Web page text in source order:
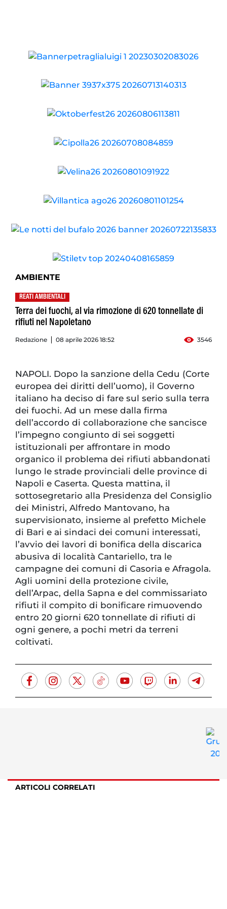
AMBIENTE
REATI AMBIENTALI
Terra dei fuochi, al via rimozione di 620 tonnellate di
rifiuti nel Napoletano
Redazione 08 aprile 2026 18:52 3546
NAPOLI. Dopo la sanzione della Cedu (Corte
europea dei diritti dell’uomo), il Governo
italiano ha deciso di fare sul serio sulla terra
dei fuochi. Ad un mese dalla firma
dell’accordo di collaborazione che sancisce
l’impegno congiunto di sei soggetti
istituzionali per affrontare in modo
organico il problema dei rifiuti abbandonati
lungo le strade provinciali delle province di
Napoli e Caserta. Questa mattina, il
sottosegretario alla Presidenza del Consiglio
dei Ministri, Alfredo Mantovano, ha
supervisionato, insieme al prefetto Michele
di Bari e ai sindaci dei comuni interessati,
l’avvio dei lavori di bonifica della discarica
abusiva di località Cantariello, tra le
campagne dei comuni di Casoria e Afragola.
Agli uomini della protezione civile,
dell’Arpac, della Sapna e del commissariato
rifiuti il compito di bonificare rimuovendo
entro 20 giorni 620 tonnellate di rifiuti di
ogni genere, a pochi metri da terreni
coltivati.
ARTICOLI CORRELATI